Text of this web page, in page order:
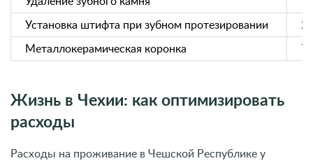
Установка штифта при зубном протезировании
Металлокерамическая коронка
Жизнь в Чехии: как оптимизировать
расходы
Расходы на проживание в Чешской Республике у